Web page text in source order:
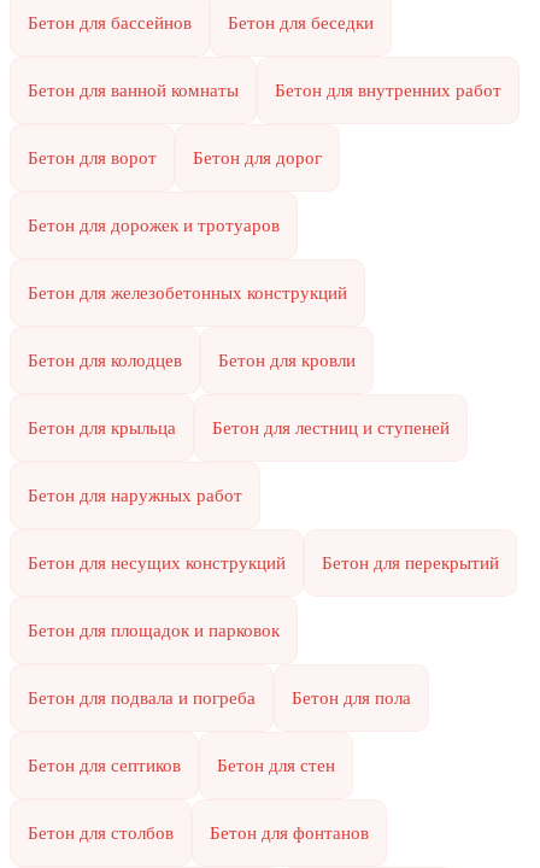
Бетон для бассейнов Бетон для беседки
Бетон для ванной комнаты Бетон для внутренних работ
Бетон для ворот Бетон для дорог
Бетон для дорожек и тротуаров
Бетон для железобетонных конструкций
Бетон для колодцев Бетон для кровли
Бетон для крыльца Бетон для лестниц и ступеней
Бетон для наружных работ
Бетон для несущих конструкций Бетон для перекрытий
Бетон для площадок и парковок
Бетон для подвала и погреба Бетон для пола
Бетон для септиков Бетон для стен
Бетон для столбов Бетон для фонтанов